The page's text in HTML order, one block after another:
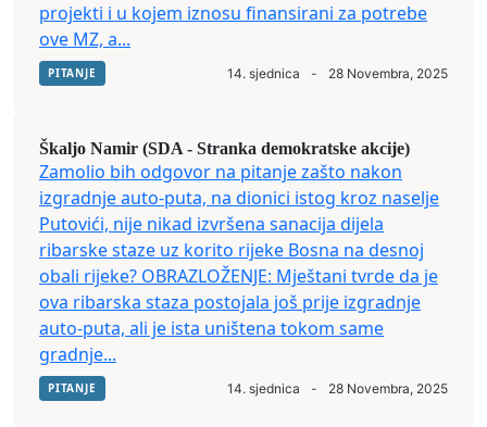
projekti i u kojem iznosu finansirani za potrebe
ove MZ, a...
PITANJE 14. sjednica - 28 Novembra, 2025
Škaljo Namir (SDA - Stranka demokratske akcije)
Zamolio bih odgovor na pitanje zašto nakon
izgradnje auto-puta, na dionici istog kroz naselje
Putovići, nije nikad izvršena sanacija dijela
ribarske staze uz korito rijeke Bosna na desnoj
obali rijeke? OBRAZLOŽENJE: Mještani tvrde da je
ova ribarska staza postojala još prije izgradnje
auto-puta, ali je ista uništena tokom same
gradnje...
PITANJE 14. sjednica - 28 Novembra, 2025